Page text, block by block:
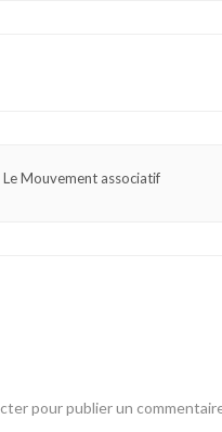
Le Mouvement associatif
pour publier un